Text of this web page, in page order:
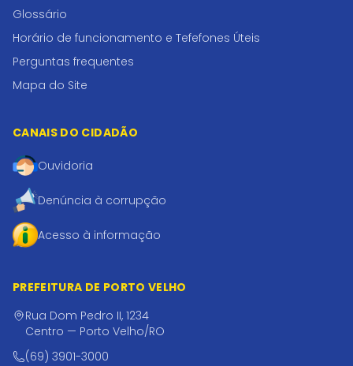
Glossário
Horário de funcionamento e Tefefones Úteis
Perguntas frequentes
Mapa do Site
CANAIS DO CIDADÃO
Ouvidoria
Denúncia à corrupção
Acesso à informação
PREFEITURA DE PORTO VELHO
Rua Dom Pedro II, 1234
Centro — Porto Velho/RO
(69) 3901-3000